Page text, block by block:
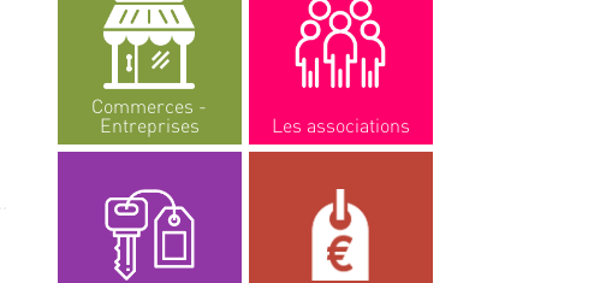
Commerces -
Entreprises Les associations